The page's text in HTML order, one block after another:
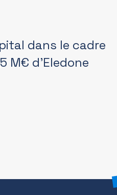
dans le cadre
M€ d’Eledone